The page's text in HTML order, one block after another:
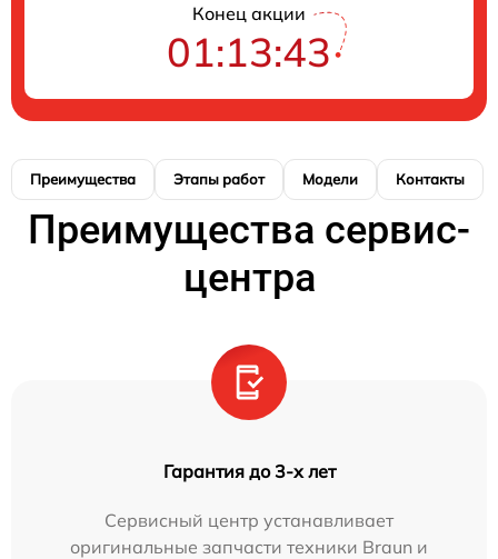
Конец акции
01:13:43
Преимущества Этапы работ Модели Контакты
Преимущества сервис-
центра
Гарантия до 3-х лет
Сервисный центр устанавливает
оригинальные запчасти техники Braun и